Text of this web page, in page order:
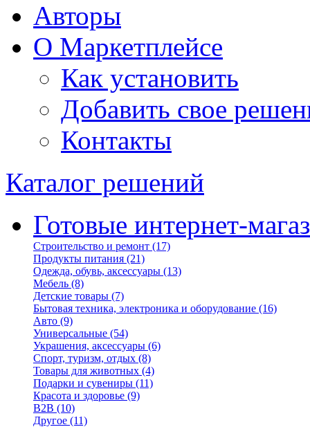
Авторы
О Маркетплейсе
Как установить
Добавить свое
Контакты
Каталог решений
Готовые интернет-
Строительство и ремонт (17)
Продукты питания (21)
Одежда, обувь, аксессуары (13)
Мебель (8)
Детские товары (7)
Бытовая техника, электроника и оборудование (16)
Авто (9)
Универсальные (54)
Украшения, аксессуары (6)
Спорт, туризм, отдых (8)
Товары для животных (4)
Подарки и сувениры (11)
Красота и здоровье (9)
B2B (10)
Другое (11)